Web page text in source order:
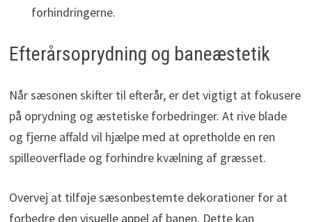
forhindringerne.
Efterårsoprydning og baneæstetik
Når sæsonen skifter til efterår, er det vigtigt at fokusere
på oprydning og æstetiske forbedringer. At rive blade
og fjerne affald vil hjælpe med at opretholde en ren
spilleoverflade og forhindre kvælning af græsset.
Overvej at tilføje sæsonbestemte dekorationer for at
forbedre den visuelle appel af banen. Dette kan